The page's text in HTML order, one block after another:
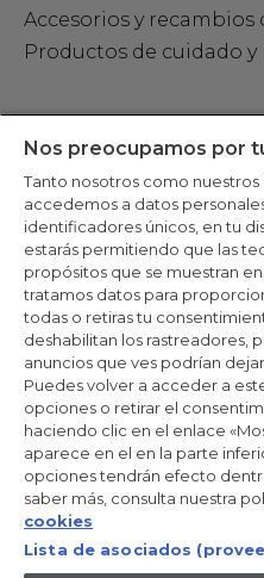
Accesorios y
Productos de cuidado
Candy Hoover Group Srl –con
gestiona y coordina la actividad
en Via Comolli, 57 - 20861
Via Privata Eden Fumagalli -
capital social de
Registro Mercantil/ tributación de
IVA núm. IT00786860965
ES / Español
Nos preocupamos por
Tanto nosotros como nuestros
accedemos a datos
identificadores únicos, en tu
estarás permitiendo que las
propósitos que se muestran
tratamos datos para
todas o retiras tu
deshabilitan los rastreadores,
anuncios que ves podrían
Puedes volver a acceder a
opciones o retirar el
haciendo clic en el enlace
aparece en el en la parte
opciones tendrán efecto
saber más, consulta nuestra
cookies
Lista de asociados